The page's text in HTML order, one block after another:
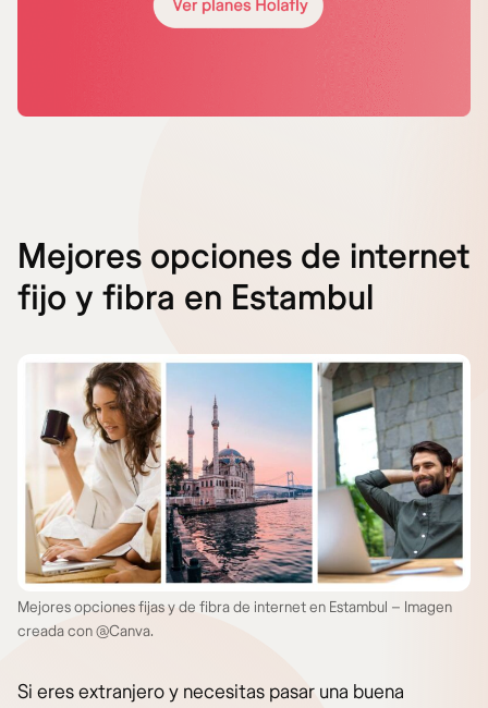
Mejores opciones de internet
fijo y fibra en Estambul
Mejores opciones fijas y de fibra de internet en Estambul – Imagen
creada con @Canva.
Si eres extranjero y necesitas pasar una buena